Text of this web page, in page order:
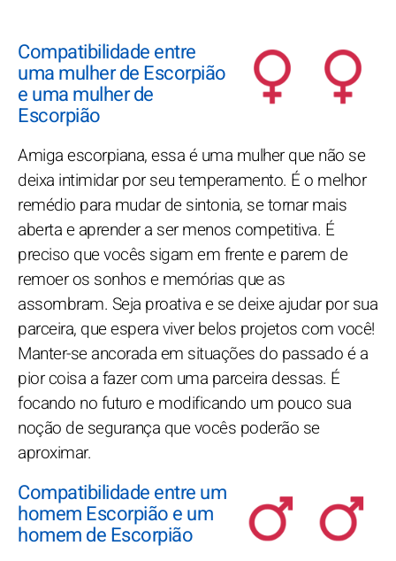
Compatibilidade entre
uma mulher de Escorpião
e uma mulher de
Escorpião
Amiga escorpiana, essa é uma mulher que não se
deixa intimidar por seu temperamento. É o melhor
remédio para mudar de sintonia, se tornar mais
aberta e aprender a ser menos competitiva. É
preciso que vocês sigam em frente e parem de
remoer os sonhos e memórias que as
assombram. Seja proativa e se deixe ajudar por sua
parceira, que espera viver belos projetos com você!
Manter-se ancorada em situações do passado é a
pior coisa a fazer com uma parceira dessas. É
focando no futuro e modificando um pouco sua
noção de segurança que vocês poderão se
aproximar.
Compatibilidade entre um
homem Escorpião e um
homem de Escorpião